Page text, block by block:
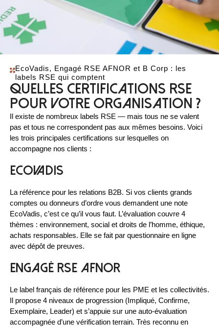
EcoVadis, Engagé RSE AFNOR et B Corp : les
labels RSE qui comptent
Quelles certifications RSE
pour votre organisation ?
Il existe de nombreux labels RSE — mais tous ne se valent
pas et tous ne correspondent pas aux mêmes besoins. Voici
les trois principales certifications sur lesquelles on
accompagne nos clients :
EcoVadis
La référence pour les relations B2B. Si vos clients grands
comptes ou donneurs d’ordre vous demandent une note
EcoVadis, c’est ce qu’il vous faut. L’évaluation couvre 4
thèmes : environnement, social et droits de l’homme, éthique,
achats responsables. Elle se fait par questionnaire en ligne
avec dépôt de preuves.
Engagé RSE AFNOR
Le label français de référence pour les PME et les collectivités.
Il propose 4 niveaux de progression (Impliqué, Confirme,
Exemplaire, Leader) et s’appuie sur une auto-évaluation
accompagnée d’une vérification terrain. Très reconnu en